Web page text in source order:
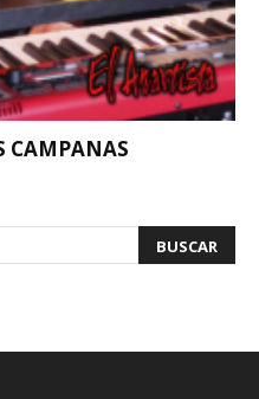
CAMPANAS